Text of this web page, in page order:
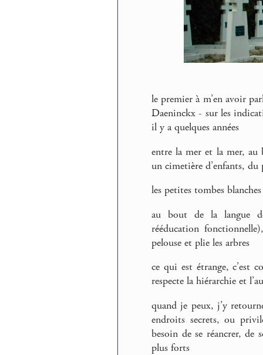
le premier à m’en avoir
Daeninckx - sur les
il y a quelques années
entre la mer et la mer, au
un cimetière d’enfants,
les petites tombes
au bout de la langue
rééducation
pelouse et plie les arbres
ce qui est étrange, c’est
respecte la hiérarchie et
quand je peux, j’y
endroits secrets, ou
besoin de se réancrer, de
plus forts